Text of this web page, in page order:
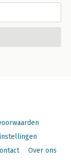
Over ons